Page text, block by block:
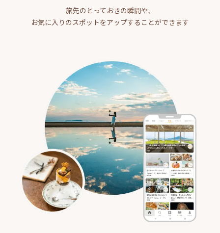
旅先のとっておきの瞬間や、
お気に入りのスポットをアップすることができます